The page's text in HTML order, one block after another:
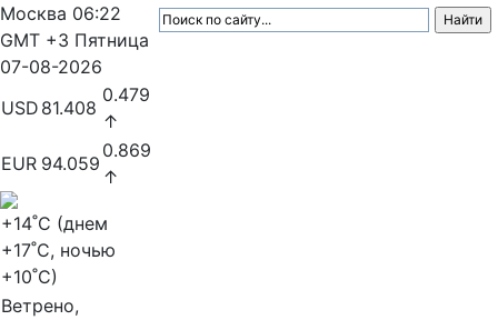
Москва 06:22
GMT +3 Пятница
07-08-2026
USD 81.408
0.479
↑
EUR 94.059
0.869
↑
+14˚C (днем
+17˚C, ночью
+10˚C)
Ветрено,